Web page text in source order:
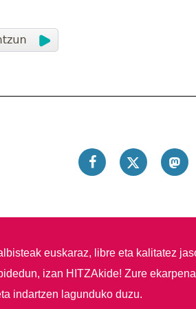
euskaraz, libre eta kalitatez
izan HITZAkide! Zure
indartzen lagunduko duzu.